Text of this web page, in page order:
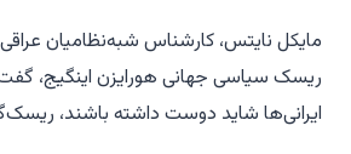
مایکل نایتس، کارشناس شبه‌نظامیان
ریسک سیاسی جهانی هورایزن اینگیج، گفت:
ایرانی‌ها شاید دوست داشته باشند،